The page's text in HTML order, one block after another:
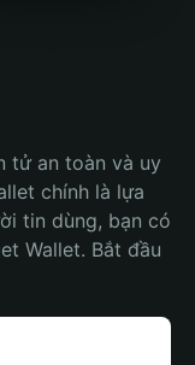
tử an toàn và uy
chính là lựa
tin dùng, bạn có
Wallet. Bắt đầu